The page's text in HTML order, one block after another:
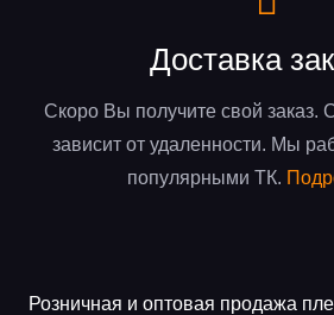
Доставка
Скоро Вы получите свой заказ.
зависит от удаленности. Мы
популярными ТК.
Розничная и оптовая продажа